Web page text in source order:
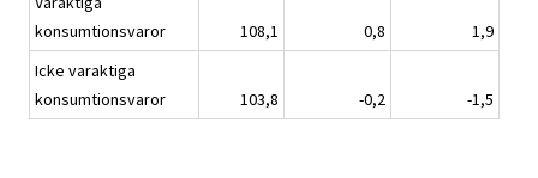
konsumtionsvaror
108,1 0,8
1,9
Icke varaktiga
konsumtionsvaror
103,8 -0,2 -1,5